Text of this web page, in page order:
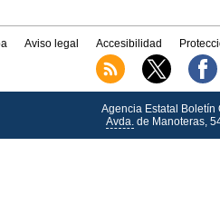
Aviso legal Accesibilidad
Agencia Estatal Boletín
Avda.de Manoteras,